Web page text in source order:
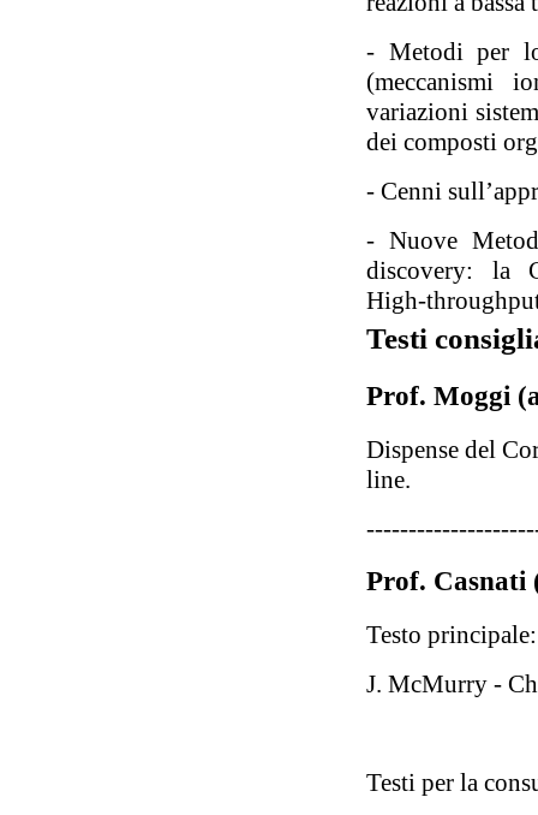
- Metodi per
(meccanismi
variazioni
dei composti
- Cenni
- Nuove
discovery: la
High-
Testi
Prof. Moggi
Dispense del
line.
Prof. Casnati
Testo principale:
J. McMurry -
Testi per la